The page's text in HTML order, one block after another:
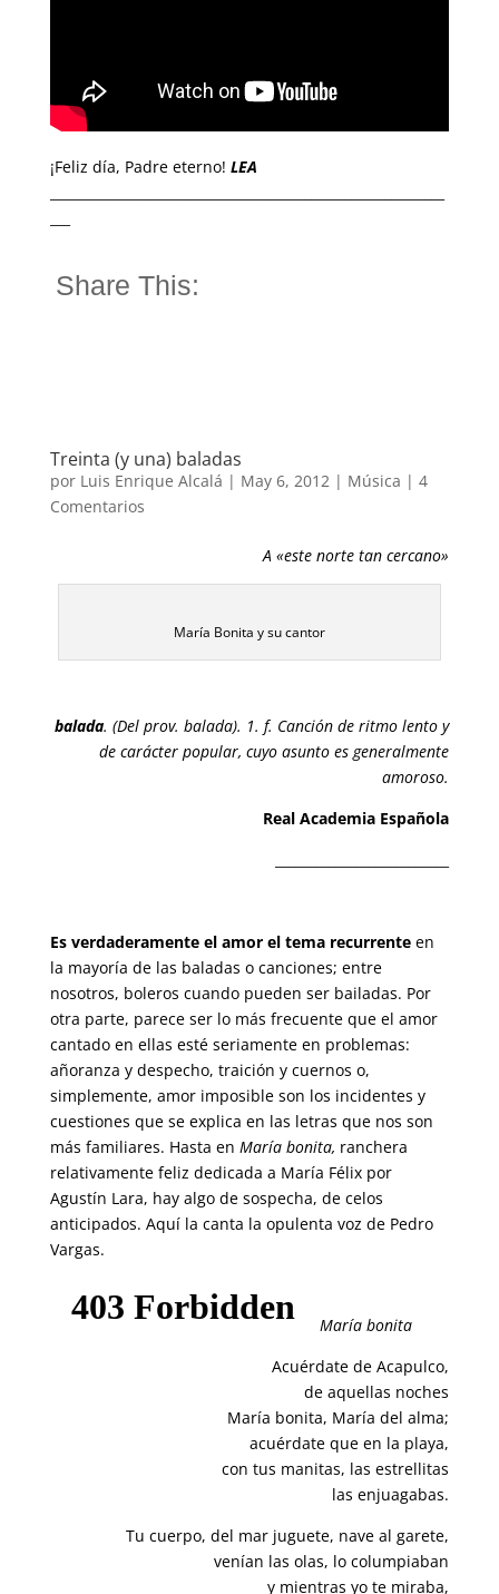
¡Feliz día, Padre eterno! LEA
Share This:
Treinta (y una) baladas
por Luis Enrique Alcalá | May 6, 2012| Música | 4
Comentarios
A «este norte tan cercano»
María Bonita y su cantor
balada. (Del prov. balada). 1. f. Canción de ritmo lento y
de carácter popular, cuyo asunto es generalmente
amoroso.
Real Academia Española
Es verdaderamente el amor el tema recurrenteen
la mayoría de las baladas o canciones; entre
nosotros, boleros cuando pueden ser bailadas. Por
otra parte, parece ser lo más frecuente que el amor
cantado en ellas esté seriamente en problemas:
añoranza y despecho, traición y cuernos o,
simplemente, amor imposible son los incidentes y
cuestiones que se explica en las letras que nos son
más familiares. Hasta en María bonita, ranchera
relativamente feliz dedicada a María Félix por
Agustín Lara, hay algo de sospecha, de celos
anticipados. Aquí la canta la opulenta voz de Pedro
Vargas.
María bonita
Acuérdate de Acapulco,
de aquellas noches
María bonita, María del alma;
acuérdate que en la playa,
con tus manitas, las estrellitas
las enjuagabas.
Tu cuerpo, del mar juguete, nave al garete,
venían las olas, lo columpiaban
y mientras yo te miraba,